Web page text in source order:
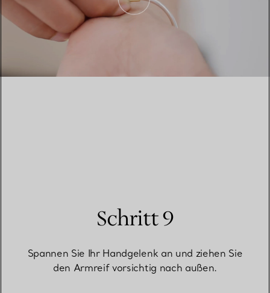
Schritt 9
Spannen Sie Ihr Handgelenk an und ziehen Sie
den Armreif vorsichtig nach außen.